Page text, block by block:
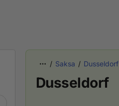
Saksa Dusseldorf
Dusseldorf